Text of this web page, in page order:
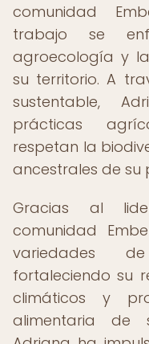
comunidad
trabajo se
agroecología y
su territorio. A
sustentable,
prácticas
respetan la
ancestrales de su
Gracias al
comunidad
variedades
fortaleciendo su
climáticos y
alimentaria de